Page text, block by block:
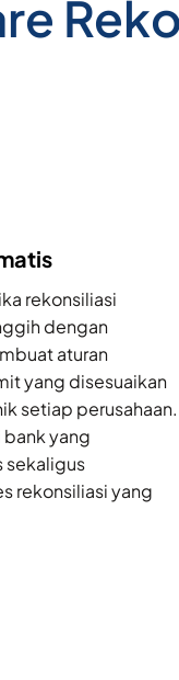
rekonsiliasi
dengan
aturan
yang disesuaikan
setiap perusahaan.
yang
sekaligus
rekonsiliasi yang